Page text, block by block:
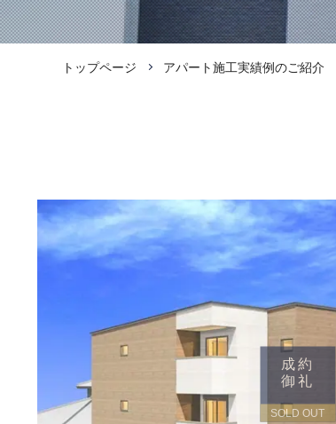
トップページ アパート施工実績例のご紹介
成約
御礼
SOLD OUT